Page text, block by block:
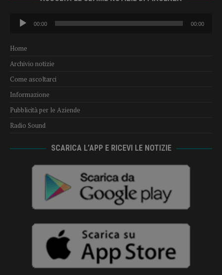
Audio
Player
00:00 00:00
Home
Archivio notizie
Come ascoltarci
Informazione
Pubblicità per le Aziende
Radio Sound
SCARICA L’APP E RICEVI LE NOTIZIE